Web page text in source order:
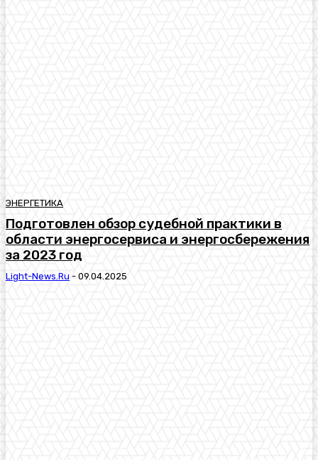
ЭНЕРГЕТИКА
Подготовлен обзор судебной практики в
области энергосервиса и энергосбережения
за 2023 год
Light-News.ru - 09.04.2025